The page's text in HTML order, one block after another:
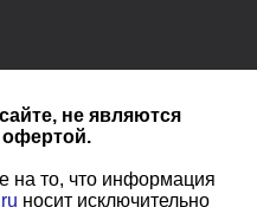
не являются
то, что информация
носит исключительно